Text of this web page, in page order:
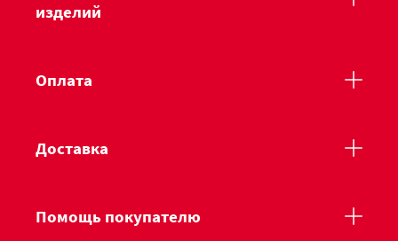
изделий
Оплата
Доставка
Помощь покупателю